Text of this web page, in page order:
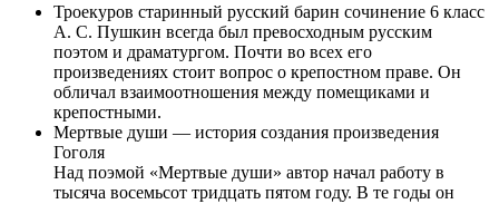
Троекуров старинный русский барин сочинение 6 класс
А. С. Пушкин всегда был превосходным русским
поэтом и драматургом. Почти во всех его
произведениях стоит вопрос о крепостном праве. Он
обличал взаимоотношения между помещиками и
крепостными.
Мертвые души — история создания произведения
Гоголя
Над поэмой «Мертвые души» автор начал работу в
тысяча восемьсот тридцать пятом году. В те годы он